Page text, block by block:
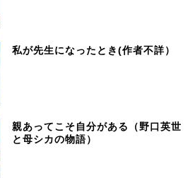
私が先生になったとき(作者不詳）
親あってこそ自分がある（野口英世
と母シカの物語）